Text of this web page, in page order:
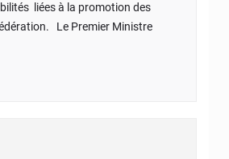
liées à la promotion des
Le Premier Ministre